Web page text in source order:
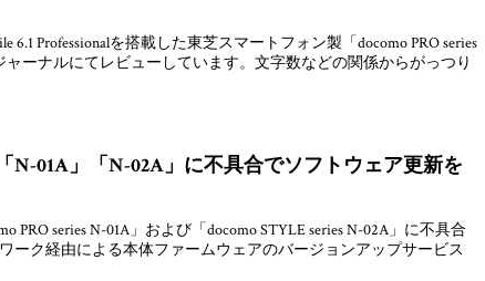
6.1 Professionalを搭載した東芝スマートフォン製「docomo PRO series
ャーナルにてレビューしています。文字数などの関係からがっつり
N-01A」「N-02A」に不具合でソフトウェア更新を
PRO series N-01A」および「docomo STYLE series N-02A」に不具合
ーク経由による本体ファームウェアのバージョンアップサービス